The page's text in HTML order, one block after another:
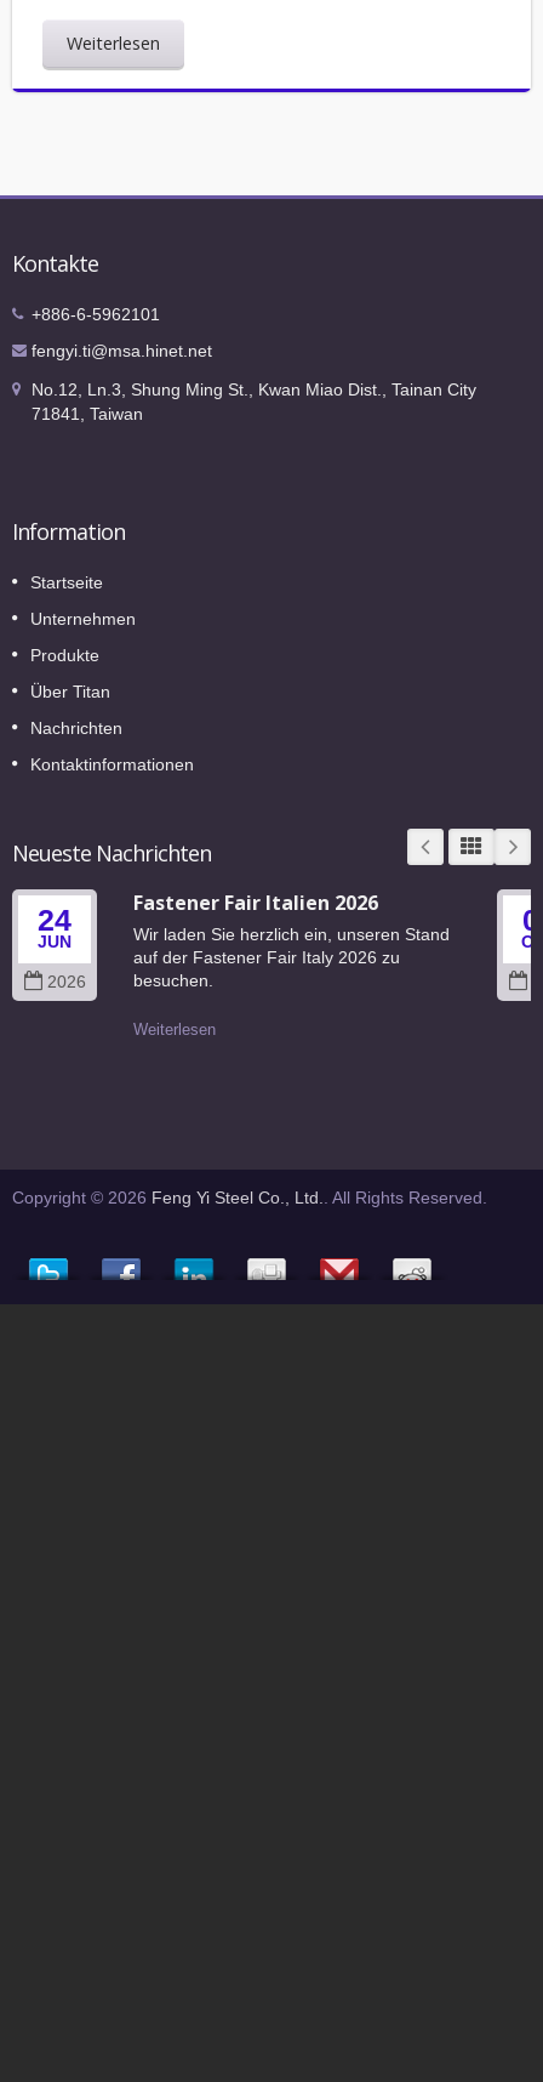
Weiterlesen
Kontakte
+886-6-5962101
fengyi.ti@msa.hinet.net
No.12, Ln.3, Shung Ming St., Kwan Miao Dist., Tainan City
71841, Taiwan
Information
Startseite
Unternehmen
Produkte
Über Titan
Nachrichten
Kontaktinformationen
Neueste Nachrichten
24
JUN
2026
Fastener Fair Italien 2026
Wir laden Sie herzlich ein, unseren Stand
auf der Fastener Fair Italy 2026 zu
besuchen.
Weiterlesen
Copyright © 2026 Feng Yi Steel Co., Ltd. . All Rights Reserved.